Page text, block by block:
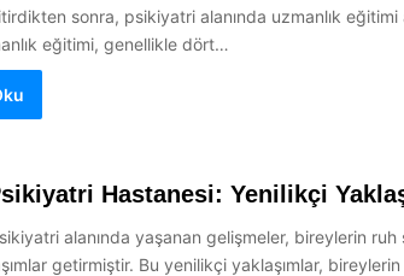
sonra, psikiyatri alanında uzmanlık
eğitimi, genellikle dört…
Hastanesi: Yenilikçi
alanında yaşanan gelişmeler, bireylerin
getirmiştir. Bu yenilikçi yaklaşımlar,